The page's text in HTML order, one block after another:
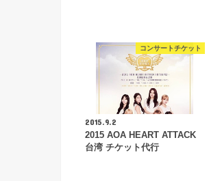
コンサートチケット
2015.9.2
2015 AOA HEART ATTACK
台湾 チケット代行